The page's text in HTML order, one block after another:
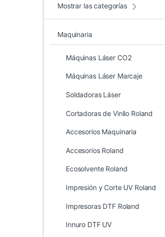
Mostrar las categorías
Maquinaria
Máquinas Láser CO2
Máquinas Láser Marcaje
Soldadoras Láser
Cortadoras de Vinilo Roland
Accesorios Maquinaria
Accesorios Roland
Ecosolvente Roland
Impresión y Corte UV Roland
Impresoras DTF Roland
Innuro DTF UV